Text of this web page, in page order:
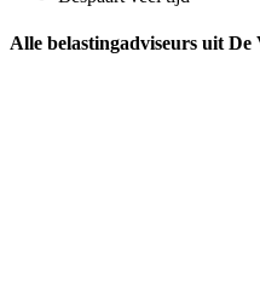
Alle belastingadviseurs uit De